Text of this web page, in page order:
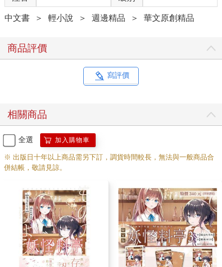
中文書 ＞ 輕小說 ＞ 週邊精品 ＞ 華文原創精品
商品評價
寫評價
相關商品
全選 加入購物車
※ 出版日十年以上商品需另下訂，調貨時間較長，無法與一般商品合
併結帳，敬請見諒。